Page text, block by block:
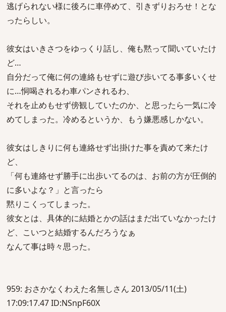
逃げられない様に後ろに車停めて、引きずりおろせ！とな
ったらしい。
彼女はいきさつをゆっくり話し、俺も黙って聞いていたけ
ど…
自分だって俺に何の連絡もせずに遊び歩いてる事多いくせ
に…恫喝されるわ車パンされるわ、
それを止めもせず傍観していたのか、と思ったら一気に冷
めてしまった。冷めるというか、もう嫌悪感しかない。
彼女はしきりに何も連絡せず出掛けた事を責めて来たけ
ど、
「何も連絡せず勝手に出歩いてるのは、お前の方が圧倒的
に多いよな？」と言ったら
黙りこくってしまった。
彼女とは、具体的に結婚とかの話はまだ出ていなかったけ
ど、こいつと結婚するんだろうなぁ
なんて事は時々思った。
959: おさかなくわえた名無しさん 2013/05/11(土)
17:09:17.47 ID:NSnpF60X